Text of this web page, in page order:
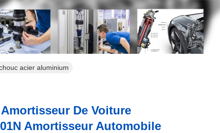
acier aluminium
De Voiture
Amortisseur Automobile